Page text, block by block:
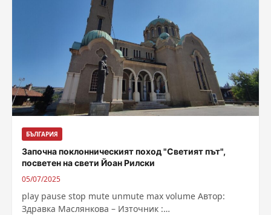
БЪЛГАРИЯ
Започна поклонническият поход "Светият път",
посветен на свети Йоан Рилски
05/07/2025
play pause stop mute unmute max volume Автор:
Здравка Маслянкова – Източник :